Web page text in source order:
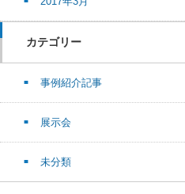
カテゴリー
事例紹介記事
展示会
未分類